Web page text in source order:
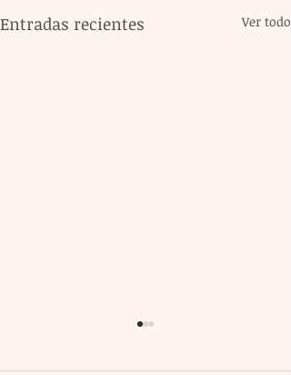
Entradas recientes Ver todo